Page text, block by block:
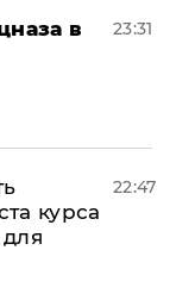
в
23:31
курса
22:47